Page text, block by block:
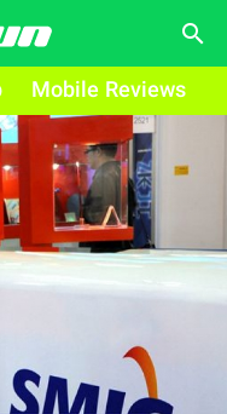
search
Mobile Reviews